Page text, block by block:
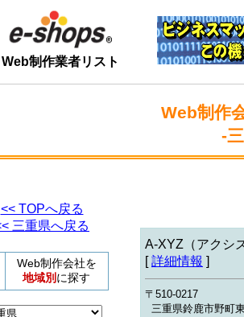
Web制作業者リスト
Web制作
-
<< TOPへ戻る
三重県へ戻る
Web制作会社を
地域別 に探す
A-XYZ（アクシ
[詳細情報 ]
〒510-0217
三重県鈴鹿市野町